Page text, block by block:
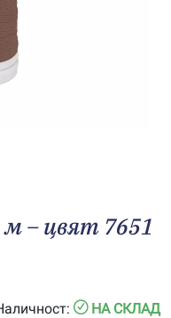
– цвят 7651
НА СКЛАД